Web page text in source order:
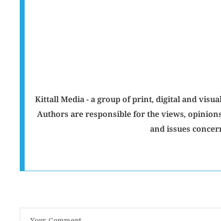
Kittall Media - a group of print, digital and
Authors are responsible for the views,
and issues